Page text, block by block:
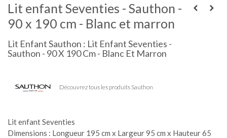
Lit enfant Seventies - Sauthon -
90 x 190 cm - Blanc et marron
Lit Enfant Sauthon : Lit Enfant Seventies -
Sauthon - 90 X 190 Cm - Blanc Et Marron
Découvrez tous les produits Sauthon
Lit enfant Seventies
Dimensions : Longueur 195 cm x Largeur 95 cm x Hauteur 65